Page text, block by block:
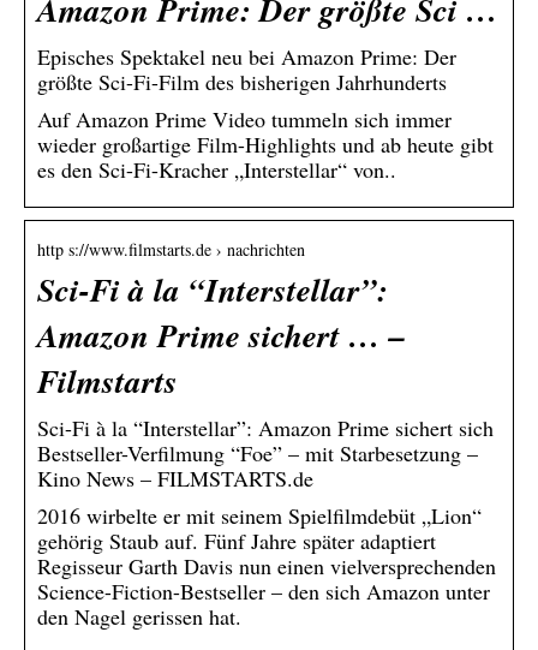
Amazon Prime: Der größte Sci …
Episches Spektakel neu bei Amazon Prime: Der
größte Sci-Fi-Film des bisherigen Jahrhunderts
Auf Amazon Prime Video tummeln sich immer
wieder großartige Film-Highlights und ab heute gibt
es den Sci-Fi-Kracher „Interstellar“ von..
http s://www.filmstarts.de › nachrichten
Sci-Fi à la “Interstellar”:
Amazon Prime sichert … –
Filmstarts
Sci-Fi à la “Interstellar”: Amazon Prime sichert sich
Bestseller-Verfilmung “Foe” – mit Starbesetzung –
Kino News – FILMSTARTS.de
2016 wirbelte er mit seinem Spielfilmdebüt „Lion“
gehörig Staub auf. Fünf Jahre später adaptiert
Regisseur Garth Davis nun einen vielversprechenden
Science-Fiction-Bestseller – den sich Amazon unter
den Nagel gerissen hat.